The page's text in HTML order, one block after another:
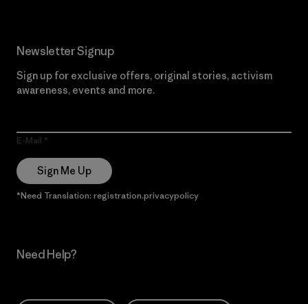
Newsletter Signup
Sign up for exclusive offers, original stories, activism
awareness, events and more.
E-Mail
Sign Me Up
*Need Translation: registration.privacypolicy
Need Help?